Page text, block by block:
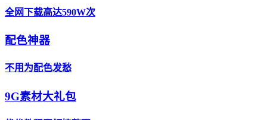
全网下载高达590W次
配色神器
不用为配色发愁
9G素材大礼包